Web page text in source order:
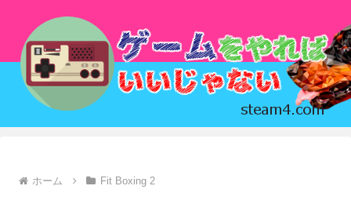
ホーム Fit Boxing 2